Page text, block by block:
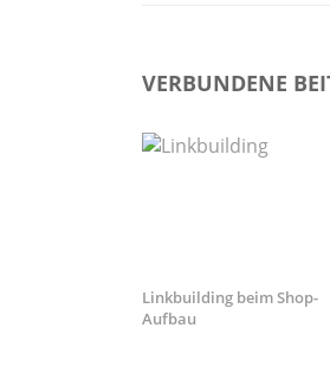
VERBUNDENE
Linkbuilding beim Shop-
Aufbau